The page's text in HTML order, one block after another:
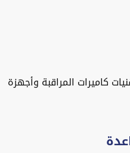
كاميرات المراقبة وأجهزة